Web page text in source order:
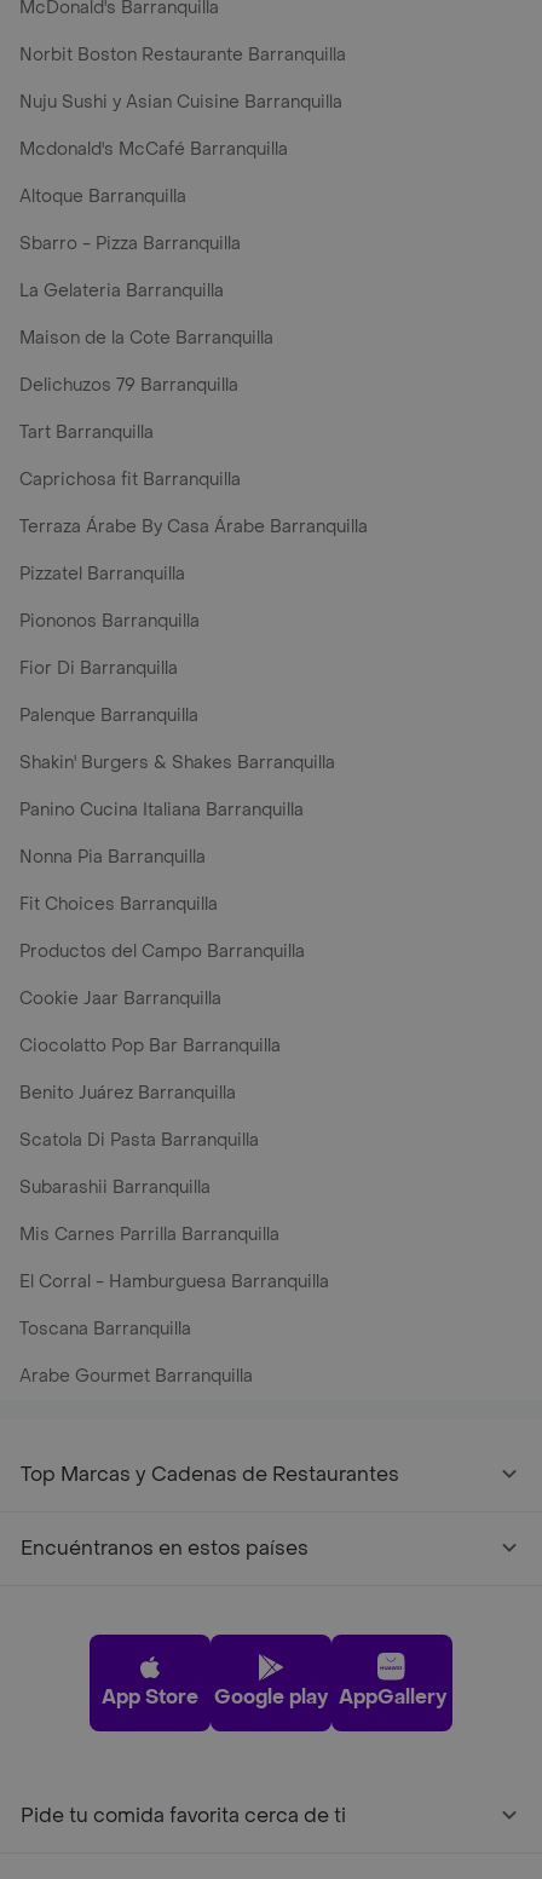
McDonald's Barranquilla
Norbit Boston Restaurante Barranquilla
Nuju Sushi y Asian Cuisine Barranquilla
Mcdonald's McCafé Barranquilla
Altoque Barranquilla
Sbarro - Pizza Barranquilla
La Gelateria Barranquilla
Maison de la Cote Barranquilla
Delichuzos 79 Barranquilla
Tart Barranquilla
Caprichosa fit Barranquilla
Terraza Árabe By Casa Árabe Barranquilla
Pizzatel Barranquilla
Piononos Barranquilla
Fior Di Barranquilla
Palenque Barranquilla
Shakin' Burgers & Shakes Barranquilla
Panino Cucina Italiana Barranquilla
Nonna Pia Barranquilla
Fit Choices Barranquilla
Productos del Campo Barranquilla
Cookie Jaar Barranquilla
Ciocolatto Pop Bar Barranquilla
Benito Juárez Barranquilla
Scatola Di Pasta Barranquilla
Subarashii Barranquilla
Mis Carnes Parrilla Barranquilla
El Corral - Hamburguesa Barranquilla
Toscana Barranquilla
Arabe Gourmet Barranquilla
Top Marcas y Cadenas de Restaurantes
Encuéntranos en estos países
App Store Google play AppGallery
Pide tu comida favorita cerca de ti